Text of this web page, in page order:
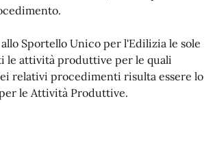
Sportello Unico per l'Edilizia le sole
le attività produttive per le quali
relativi procedimenti risulta essere lo
le Attività Produttive.